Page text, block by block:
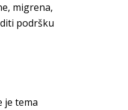
migrena,
podršku
je tema